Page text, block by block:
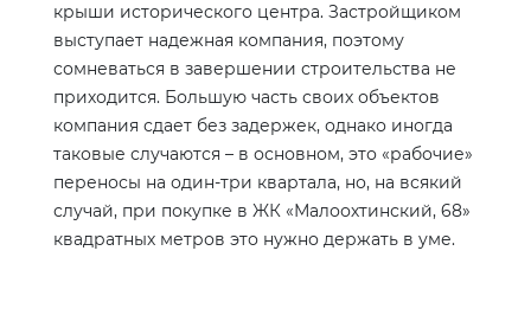
крыши исторического центра. Застройщиком
выступает надежная компания, поэтому
сомневаться в завершении строительства не
приходится. Большую часть своих объектов
компания сдает без задержек, однако иногда
таковые случаются – в основном, это «рабочие»
переносы на один-три квартала, но, на всякий
случай, при покупке в ЖК «Малоохтинский, 68»
квадратных метров это нужно держать в уме.